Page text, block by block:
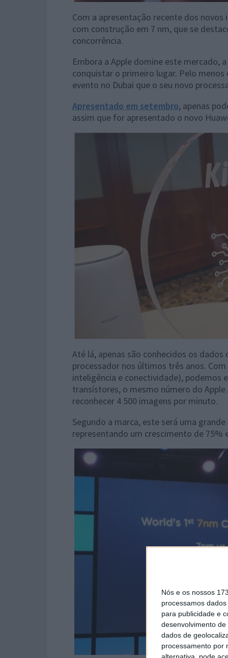
Nós e os nossos
processamos
para publicidade e
desenvolvimento de
dados de
processamento por
Com a apresentação recente dos novos
com construção em 7 nm, que se
concorrência.
Embora a Apple domine este mercado,
conquistar o primeiro lugar. Pelo menos
evento no Dubai que o seu novo
Apresentado em setembro, apenas
assim que for apresentado o novo
Até lá, apenas são conhecidos os
processador nos últimos três anos.
inteligência e conectividade), podemos
transístores, o mesmo número do
reconhecer 4 500 imagens por minuto.
Segundo a marca, este será uma
representando um crescimento de 75%